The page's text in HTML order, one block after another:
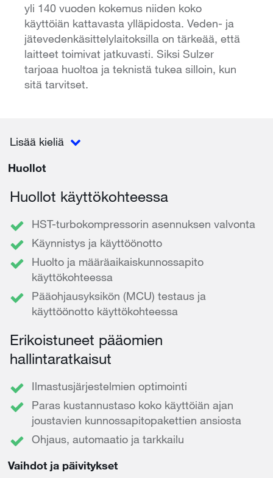
yli 140 vuoden kokemus niiden koko
käyttöiän kattavasta ylläpidosta. Veden- ja
jätevedenkäsittelylaitoksilla on tärkeää, että
laitteet toimivat jatkuvasti. Siksi Sulzer
tarjoaa huoltoa ja teknistä tukea silloin, kun
sitä tarvitset.
Lisää kieliä
Huollot
Huollot käyttökohteessa
HST-turbokompressorin asennuksen valvonta
Käynnistys ja käyttöönotto
Huolto ja määräaikaiskunnossapito
käyttökohteessa
Pääohjausyksikön (MCU) testaus ja
käyttöönotto käyttökohteessa
Erikoistuneet pääomien
hallintaratkaisut
Ilmastusjärjestelmien optimointi
Paras kustannustaso koko käyttöiän ajan
joustavien kunnossapitopakettien ansiosta
Ohjaus, automaatio ja tarkkailu
Vaihdot ja päivitykset